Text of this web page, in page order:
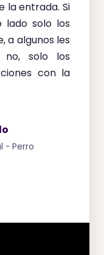
la entrada. Si
lado solo los
a algunos les
solo los
con la
- Perro